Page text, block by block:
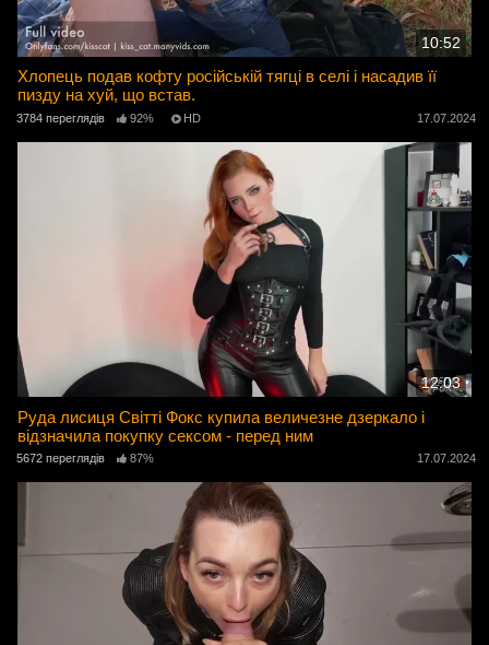
10:52
Хлопець подав кофту російській тягці в селі і насадив її
пизду на хуй, що встав.
3784 переглядів 92% HD 17.07.2024
12:03
Руда лисиця Світті Фокс купила величезне дзеркало і
відзначила покупку сексом - перед ним
5672 переглядів 87% 17.07.2024